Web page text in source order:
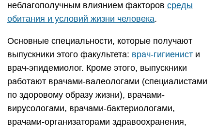
неблагополучным влиянием факторов среды
обитания и условий жизни человека.
Основные специальности, которые получают
выпускники этого факультета: врач-гигиенист и
врач-эпидемиолог. Кроме этого, выпускники
работают врачами-валеологами (специалистами
по здоровому образу жизни), врачами-
вирусологами, врачами-бактериологами,
врачами-организаторами здравоохранения,